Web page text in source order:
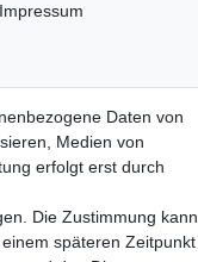
Impressum
Daten von
Medien von
erfolgt erst durch
Die Zustimmung kann
späteren Zeitpunkt